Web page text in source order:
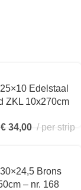
Edelstaal
ZKL 10x270cm
€ 34,00 per strip
Brons
– nr. 168